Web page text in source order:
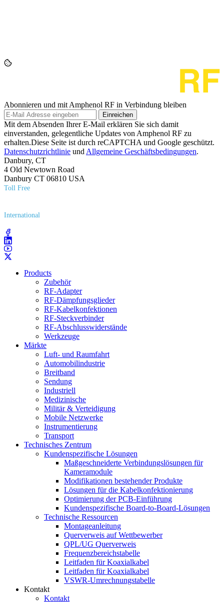
Abonnieren und mit Amphenol RF in Verbindung bleiben
Einreichen
Mit dem Absenden Ihrer E-Mail erklären Sie sich damit
einverstanden, gelegentliche Updates von Amphenol RF zu
erhalten.Diese Seite ist durch reCAPTCHA und Google geschützt.
Datenschutzrichtlinie und Allgemeine Geschäftsbedingungen.
Danbury, CT
4 Old Newtown Road
Danbury CT 06810 USA
Toll Free
International
Products
Zubehör
RF-Adapter
RF-Dämpfungsglieder
RF-Kabelkonfektionen
RF-Steckverbinder
RF-Abschlusswiderstände
Werkzeuge
Märkte
Luft- und Raumfahrt
Automobilindustrie
Breitband
Sendung
Industriell
Medizinische
Militär & Verteidigung
Mobile Netzwerke
Instrumentierung
Transport
Technisches Zentrum
Kundenspezifische Lösungen
Maßgeschneiderte Verbindungslösungen für
Kameramodule
Modifikationen bestehender Produkte
Lösungen für die Kabelkonfektionierung
Optimierung der PCB-Einführung
Kundenspezifische Board-to-Board-Lösungen
Technische Ressourcen
Montageanleitung
Querverweis auf Wettbewerber
QPL/UG Querverweis
Frequenzbereichstabelle
Leitfaden für Koaxialkabel
Leitfaden für Koaxialkabel
VSWR-Umrechnungstabelle
Kontakt
Kontakt